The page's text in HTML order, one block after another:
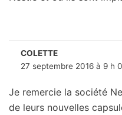
COLETTE
27 septembre 2016 à 9 h
Je remercie la société
de leurs nouvelles